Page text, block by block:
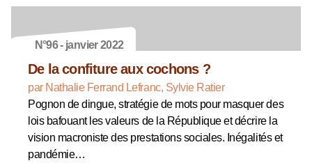
N°96 - janvier 2022
De la confiture aux cochons ?
par Nathalie Ferrand Lefranc, Sylvie Ratier
Pognon de dingue, stratégie de mots pour masquer des
lois bafouant les valeurs de la République et décrire la
vision macroniste des prestations sociales. Inégalités et
pandémie…